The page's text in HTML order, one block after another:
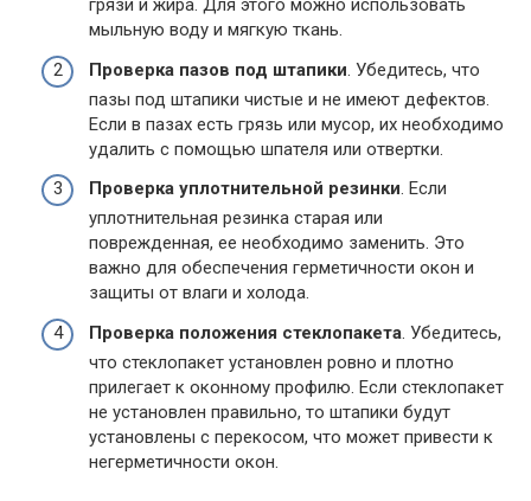
грязи и жира. Для этого можно использовать
мыльную воду и мягкую ткань.
Проверка пазов под штапики. Убедитесь, что
пазы под штапики чистые и не имеют дефектов.
Если в пазах есть грязь или мусор, их необходимо
удалить с помощью шпателя или отвертки.
Проверка уплотнительной резинки. Если
уплотнительная резинка старая или
поврежденная, ее необходимо заменить. Это
важно для обеспечения герметичности окон и
защиты от влаги и холода.
Проверка положения стеклопакета. Убедитесь,
что стеклопакет установлен ровно и плотно
прилегает к оконному профилю. Если стеклопакет
не установлен правильно, то штапики будут
установлены с перекосом, что может привести к
негерметичности окон.